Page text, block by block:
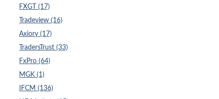
FXGT (17)
Tradeview (16)
Axiory (17)
TradersTrust (33)
FxPro (64)
MGK (1)
IFCM (136)